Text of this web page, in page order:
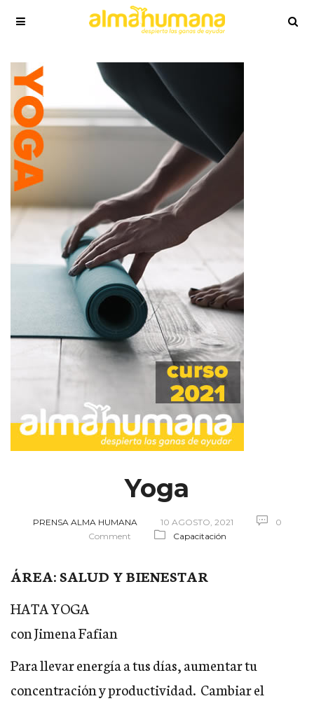
Yoga
PRENSA ALMA HUMANA 10 AGOSTO, 2021
0
Comment
Capacitación
ÁREA: SALUD Y BIENESTAR
HATA YOGA
con Jimena Fafian
Para llevar energía a tus días, aumentar tu
concentración y productividad. Cambiar el